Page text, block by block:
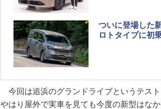
ついに登場した
ロトタイプに初
今回は追浜のグランドライブというテス
やはり屋外で実車を見ても今度の新型はな